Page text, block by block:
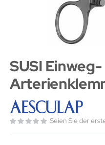
SUSI Einweg-
Seien Sie der